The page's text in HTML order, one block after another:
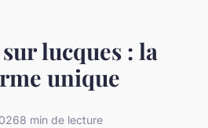
lucques : la
unique
8 min de lecture